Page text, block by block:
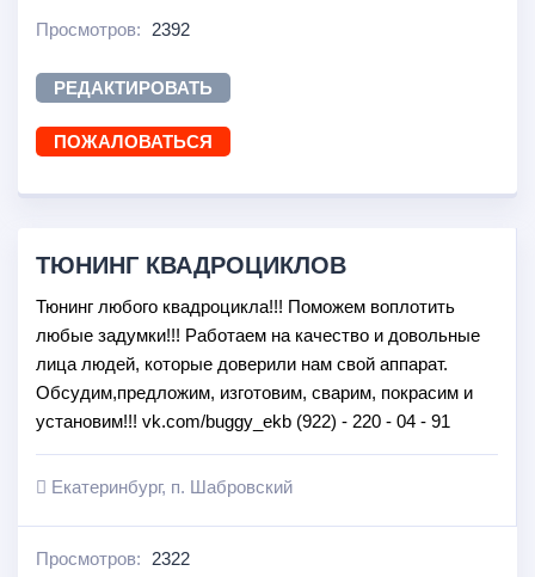
Просмотров: 2392
РЕДАКТИРОВАТЬ
ПОЖАЛОВАТЬСЯ
ТЮНИНГ КВАДРОЦИКЛОВ
Тюнинг любого квадроцикла!!! Поможем воплотить
любые задумки!!! Работаем на качество и довольные
лица людей, которые доверили нам свой аппарат.
Обсудим,предложим, изготовим, сварим, покрасим и
установим!!! vk.com/buggy_ekb (922) - 220 - 04 - 91
Екатеринбург, п. Шабровский
Просмотров: 2322